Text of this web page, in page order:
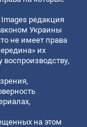
редакция
Украины
не имеет права
их
на этом